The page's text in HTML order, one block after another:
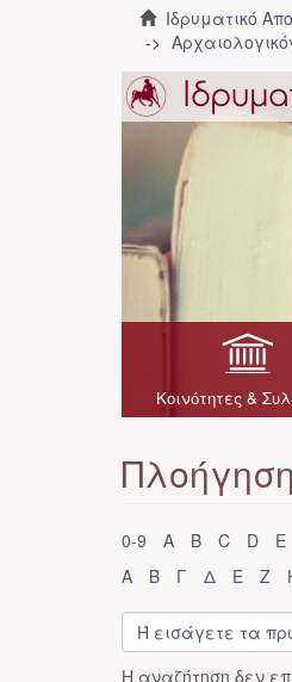
Ιδρυματικό
Κοινότητες &
0-9 A B C D E
Α
Β Γ Δ Ε Ζ
Η αναζήτηση δεν